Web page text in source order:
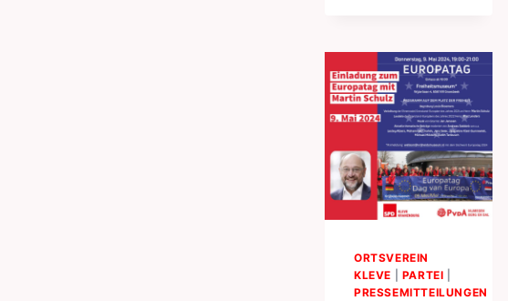
ORTSVEREIN
KLEVE
PARTEI
PRESSEMITTEILUNGEN